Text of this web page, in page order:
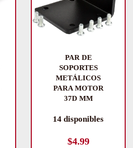
PAR DE
SOPORTES
METÁLICOS
PARA MOTOR
37D MM
14 disponibles
$4.99